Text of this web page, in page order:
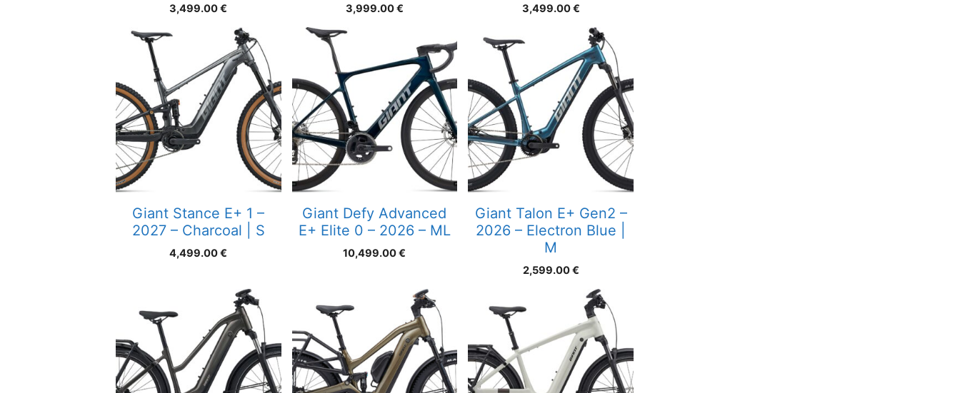
3,499.00€ 3,999.00€ 3,499.00€
Giant Stance E+ 1 –
2027 – Charcoal | S
4,499.00€
Giant Defy Advanced
E+ Elite 0 – 2026 – ML
10,499.00€
Giant Talon E+ Gen2 –
2026 – Electron Blue |
M
2,599.00€